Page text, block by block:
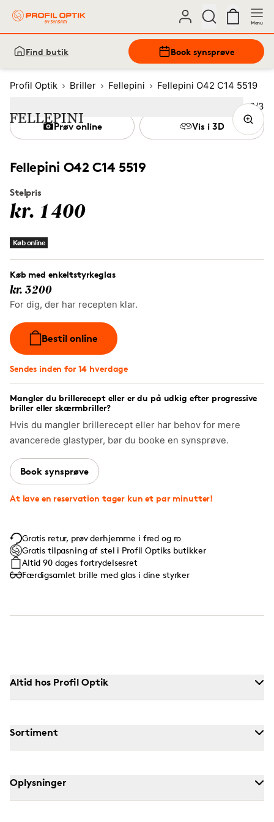
Menu
Find butik Book synsprøve
Profil Optik Briller Fellepini Fellepini O42 C14 5519
Fellepini O42 C14 5519
Stelpris
kr. 1400
Køb online
Køb med enkeltstyrkeglas
kr. 3200
For dig, der har recepten klar.
Bestil online
Sendes inden for 14 hverdage
Mangler du brillerecept eller er du på udkig efter progressive
briller eller skærmbriller?
Hvis du mangler brillerecept eller har behov for mere
avancerede glastyper, bør du booke en synsprøve.
Book synsprøve
At lave en reservation tager kun et par minutter!
Prøv online Vis i 3D
Gratis retur, prøv derhjemme i fred og ro
Gratis tilpasning af stel i Profil Optiks butikker
Altid 90 dages fortrydelsesret
Færdigsamlet brille med glas i dine styrker
2/3
Image1 3
Altid hos Profil Optik
Sortiment
Oplysninger